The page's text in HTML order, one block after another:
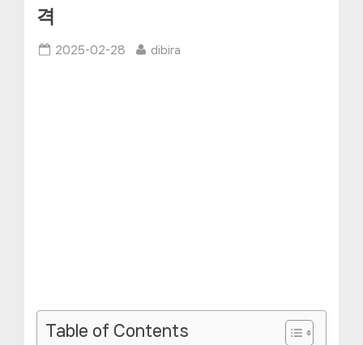
격
Posted
2025-02-28 By
dibira
Table of Contents